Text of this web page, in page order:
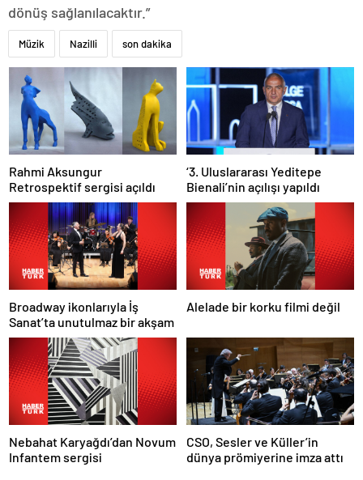
dönüş sağlanılacaktır.”
Müzik Nazilli son dakika
Rahmi Aksungur
Retrospektif sergisi açıldı
‘3. Uluslararası Yeditepe
Bienali’nin açılışı yapıldı
Broadway ikonlarıyla İş
Sanat’ta unutulmaz bir akşam
Alelade bir korku filmi değil
Nebahat Karyağdı’dan Novum
Infantem sergisi
CSO, Sesler ve Küller’in
dünya prömiyerine imza attı